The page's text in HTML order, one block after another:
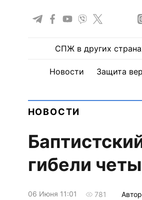
СПЖ в других
Новости Защита
НОВОСТИ
гибели
06 Июня 11:01 781